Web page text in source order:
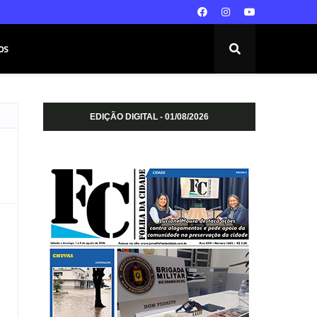
EDIÇÃO DIGITAL - 01/08/2026